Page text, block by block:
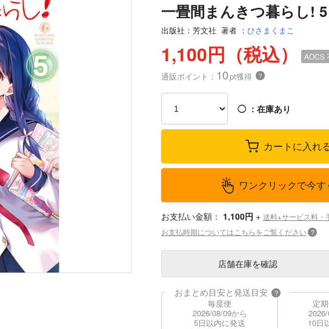
一畳間まんきつ暮らし! 5
出版社： 芳文社 著者 ： ひさまくまこ
1,100円（税込） AOCS
通販ポイント： 10pt獲得 ？
◯ ：在庫あり
カートに入れ
ワンクリックで今す
お支払い金額： 1,100円 + 送料+サービス料・
お支払時期についてはこちらをご覧ください ?
店舗在庫を確認
おまとめ目安と発送目安 ?
毎度便
2026/08/09から
5日以内に発送
定
10日